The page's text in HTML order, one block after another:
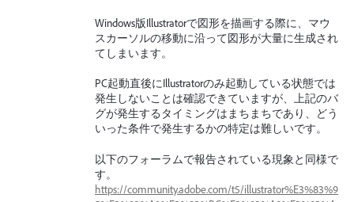
Windows版Illustratorで図形を描画する際に、マウ
スカーソルの移動に沿って図形が大量に生成され
てしまいます。
PC起動直後にIllustratorのみ起動している状態では
発生しないことは確認できていますが、上記のバ
グが発生するタイミングはまちまちであり、どう
いった条件で発生するかの特定は難しいです。
以下のフォーラムで報告されている現象と同様で
す。
https://community.adobe.com/t5/illustrator%E3%83%9